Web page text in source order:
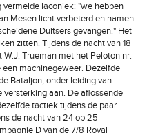
laconiek: "we hebben
Mesen licht verbeterd en namen
Duitsers gevangen." Het
zitten. Tijdens de nacht van 18
Trueman met het Peloton nr.
machinegeweer. Dezelfde
Bataljon, onder leiding van
aan. De aflossende
tactiek tijdens de paar
de nacht van 24 op 25
D van de 7/8 Royal